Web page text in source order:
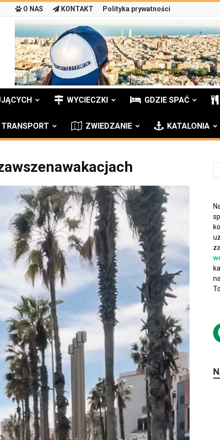
O NAS KONTAKT Polityka prywatności
WYCIECZKI GDZIE SPAĆ
TRANSPORT ZWIEDZANIE KATALONIA